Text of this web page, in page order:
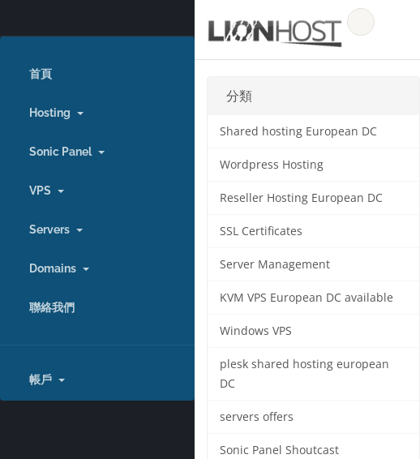
首頁
Hosting
Sonic Panel
VPS
Servers
Domains
聯絡我們
帳戶
分類
Shared hosting European DC
Wordpress Hosting
Reseller Hosting European DC
SSL Certificates
Server Management
KVM VPS European DC available
Windows VPS
plesk shared hosting european
DC
servers offers
Sonic Panel Shoutcast